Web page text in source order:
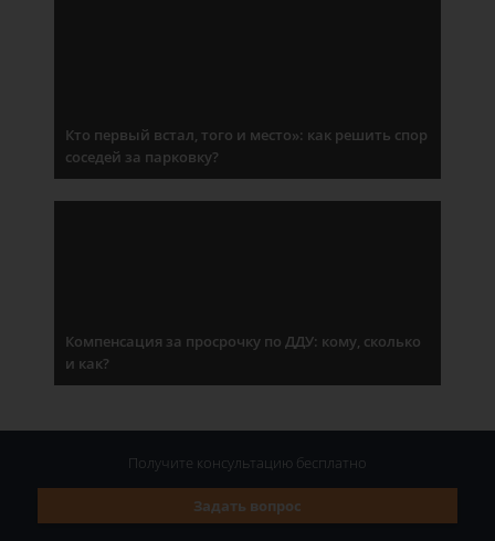
Кто первый встал, того и место»: как решить спор
соседей за парковку?
Компенсация за просрочку по ДДУ: кому, сколько
и как?
Задать вопрос
Получите консультацию бесплатно